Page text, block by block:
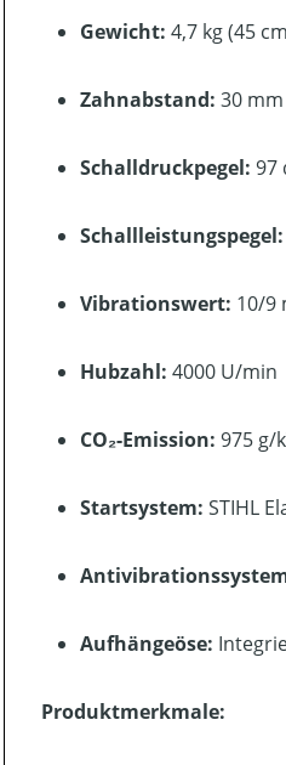
Gewicht: 4,7 kg (45
Zahnabstand: 30 mm
Schalldruckpegel: 97
Schallleistungspegel:
Vibrationswert: 10/9
Hubzahl: 4000 U/min
CO₂-Emission: 975 g/
Startsystem: STIHL
Aufhängeöse:
Produktmerkmale: